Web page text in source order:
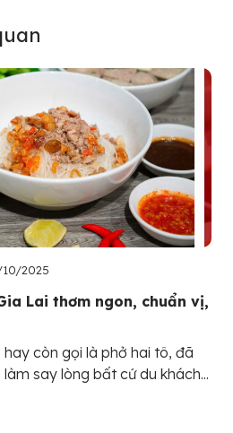
2025
Lai thơm ngon, chuẩn vị,
còn gọi là phở hai tô, đã
say lòng bất cứ du khách...